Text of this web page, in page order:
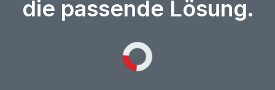
die passende Lösung.